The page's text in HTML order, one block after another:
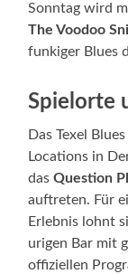
Sonntag wird
The Voodoo
funkiger Blues
Spielorte
Das Texel
Locations in
dasQuestion
auftreten. Für
Erlebnis lohnt
urigen Bar mit
offiziellen